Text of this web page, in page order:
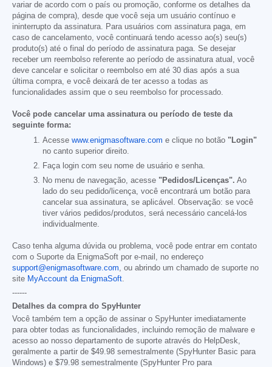
variar de acordo com o país ou promoção, conforme os detalhes da
página de compra), desde que você seja um usuário contínuo e
ininterrupto da assinatura. Para usuários com assinatura paga, em
caso de cancelamento, você continuará tendo acesso ao(s) seu(s)
produto(s) até o final do período de assinatura paga. Se desejar
receber um reembolso referente ao período de assinatura atual, você
deve cancelar e solicitar o reembolso em até 30 dias após a sua
última compra, e você deixará de ter acesso a todas as
funcionalidades assim que o seu reembolso for processado.
Você pode cancelar uma assinatura ou período de teste da
seguinte forma:
Acesse www.enigmasoftware.com e clique no botão "Login"
no canto superior direito.
Faça login com seu nome de usuário e senha.
No menu de navegação, acesse "Pedidos/Licenças". Ao
lado do seu pedido/licença, você encontrará um botão para
cancelar sua assinatura, se aplicável. Observação: se você
tiver vários pedidos/produtos, será necessário cancelá-los
individualmente.
Caso tenha alguma dúvida ou problema, você pode entrar em contato
com o Suporte da EnigmaSoft por e-mail, no endereço
support@enigmasoftware.com, ou abrindo um chamado de suporte no
site MyAccount da EnigmaSoft.
------
Detalhes da compra do SpyHunter
Você também tem a opção de assinar o SpyHunter imediatamente
para obter todas as funcionalidades, incluindo remoção de malware e
acesso ao nosso departamento de suporte através do HelpDesk,
geralmente a partir de $49.98 semestralmente (SpyHunter Basic para
Windows) e $79.98 semestralmente (SpyHunter Pro para